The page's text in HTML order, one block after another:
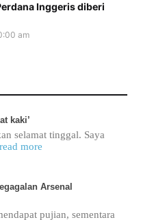
Inggeris diberi
am
kaki’
selamat tinggal. Saya
more
Arsenal
pujian, sementara